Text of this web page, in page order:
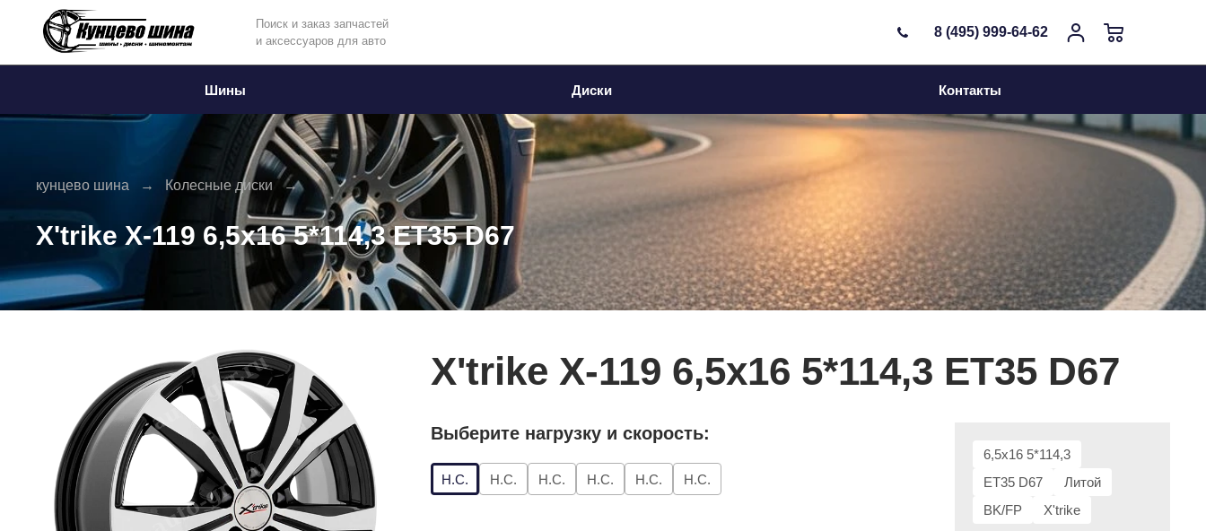
Поиск и заказ запчастей
и аксессуаров для авто
8 (495) 999-64-62
Шины Диски Контакты
кунцево шина Колесные диски
X'trike X-119 6,5x16 5*114,3 ET35 D67
X'trike X-119 6,5x16 5*114,3 ET35 D67
6,5x16 5*114,3
ET35 D67
Литой
BK/FP
X'trike
Выберите нагрузку и скорость:
Н.С. Н.С. Н.С. Н.С. Н.С. Н.С.